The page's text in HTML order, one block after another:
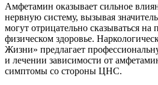
Амфетамин оказывает сильное
нервную систему, вызывая
могут отрицательно сказываться на
физическом здоровье.
Жизни» предлагает
и лечении зависимости от
симптомы со стороны ЦНС.